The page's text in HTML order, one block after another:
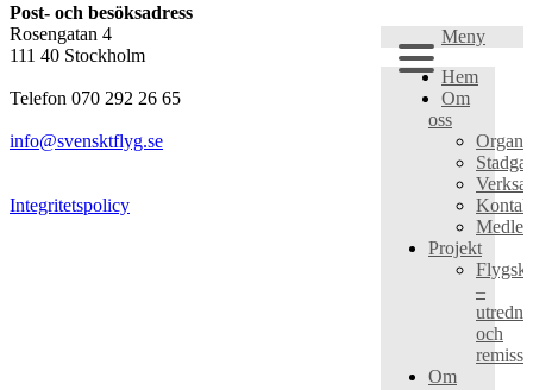
Post- och besöksadress
Rosengatan 4
111 40 Stockholm
Telefon 070 292 26 65
info@svensktflyg.se
Integritetspolicy
Meny
Hem
Om
oss
Stadgar
Projekt
–
och
Om